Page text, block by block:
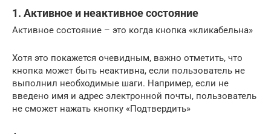
1. Активное и неактивное состояние
Активное состояние – это когда кнопка «кликабельна»
Хотя это покажется очевидным, важно отметить, что
кнопка может быть неактивна, если пользователь не
выполнил необходимые шаги. Например, если не
введено имя и адрес электронной почты, пользователь
не сможет нажать кнопку «Подтвердить»